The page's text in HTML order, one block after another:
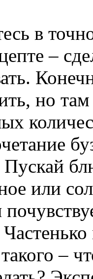
в
–
но там
или
–